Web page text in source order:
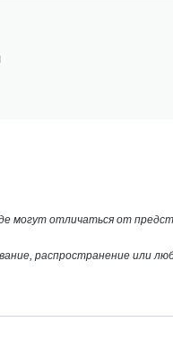
могут отличаться от
распространение или